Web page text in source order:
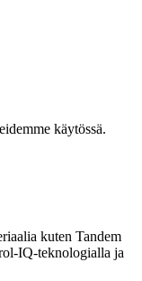
käytössä.
kuten Tandem
IQ-teknologialla ja